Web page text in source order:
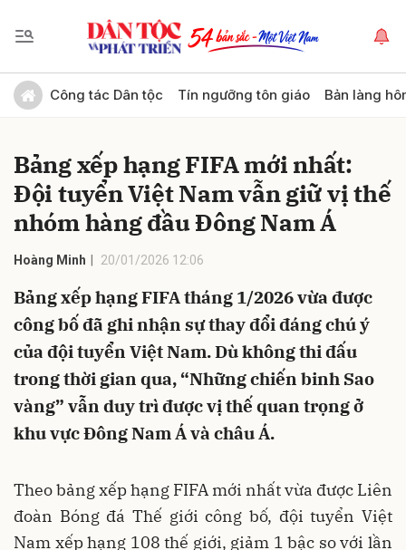
Công tác Dân tộc Tín ngưỡng tôn giáo Bản làng
Bảng xếp hạng FIFA mới nhất:
Đội tuyển Việt Nam vẫn giữ vị thế
nhóm hàng đầu Đông Nam Á
Hoàng Minh 20/01/2026 12:06
Bảng xếp hạng FIFA tháng 1/2026 vừa được
công bố đã ghi nhận sự thay đổi đáng chú ý
của đội tuyển Việt Nam. Dù không thi đấu
trong thời gian qua, “Những chiến binh Sao
vàng” vẫn duy trì được vị thế quan trọng ở
khu vực Đông Nam Á và châu Á.
Theo bảng xếp hạng FIFA mới nhất vừa được Liên
đoàn Bóng đá Thế giới công bố, đội tuyển Việt
Nam xếp hạng 108 thế giới, giảm 1 bậc so với lần
Gửi bình luận